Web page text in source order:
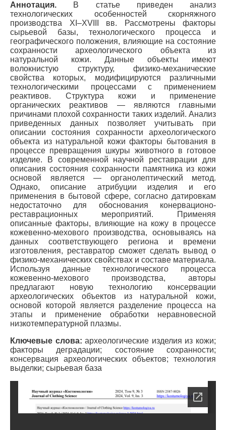
Аннотация. В статье приведен анализ
технологических особенностей скорняжного
производства XI–XVIII вв. Рассмотрены факторы
сырьевой базы, технологического процесса и
географического положения, влияющие на состояние
сохранности археологического объекта из
натуральной кожи. Данные объекты имеют
волокнистую структуру, физико-механические
свойства которых, модифицируются различными
технологическими процессами с применением
реактивов. Структура кожи и применение
органических реактивов — являются главными
причинами плохой сохранности таких изделий. Анализ
приведенных данных позволяет учитывать при
описании состояния сохранности археологического
объекта из натуральной кожи факторы бытования в
процессе превращения шкуры животного в готовое
изделие. В современной научной реставрации для
описания состояния сохранности памятника из кожи
основой является — органолептический метод.
Однако, описание атрибуции изделия и его
применения в бытовой сфере, согласно датировкам
недостаточно для обоснования конервационо-
реставрационных мероприятий. Применяя
описанные факторы, влияющие на кожу в процессе
кожевенно-мехового производства, основываясь на
данных соответствующего региона и времени
изготовления, реставратор сможет сделать вывод о
физико-механических свойствах и составе материала.
Используя данные технологического процесса
кожевенно-мехового производства, авторы
предлагают новую технологию консервации
археологических объектов из натуральной кожи,
основой которой является разделение процесса на
этапы и применение обработки неравновесной
низкотемпературной плазмы.
Ключевые слова: археологические изделия из кожи;
факторы деградации; состояние сохранности;
консервация археологических объектов; технология
выделки; сырьевая база